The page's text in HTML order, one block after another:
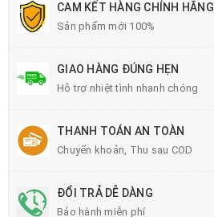
CAM KẾT HÀNG CHÍNH HÃNG
Sản phẩm mới 100%
GIAO HÀNG ĐÚNG HẸN
Hỗ trợ nhiệt tình nhanh chóng
THANH TOÁN AN TOÀN
Chuyển khoản, Thu sau COD
ĐỔI TRẢ DỄ DÀNG
Bảo hành miễn phí